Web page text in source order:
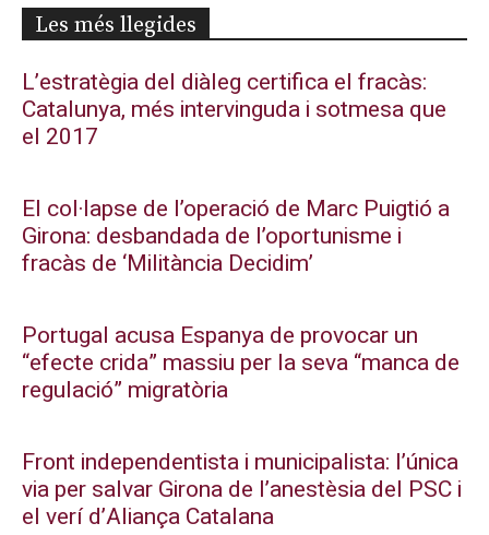
Les més llegides
L’estratègia del diàleg certifica el fracàs:
Catalunya, més intervinguda i sotmesa que
el 2017
El col·lapse de l’operació de Marc Puigtió a
Girona: desbandada de l’oportunisme i
fracàs de ‘Militància Decidim’
Portugal acusa Espanya de provocar un
“efecte crida” massiu per la seva “manca de
regulació” migratòria
Front independentista i municipalista: l’única
via per salvar Girona de l’anestèsia del PSC i
el verí d’Aliança Catalana